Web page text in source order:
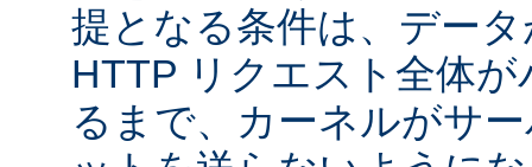
提となる条件は、デー
HTTP リクエスト全体
るまで、カーネルがサ